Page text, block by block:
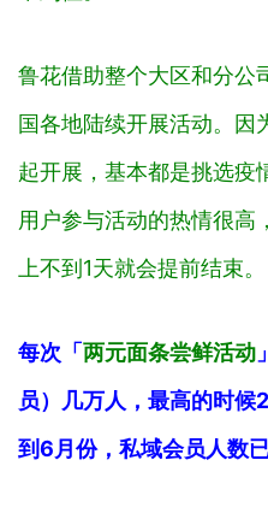
鲁花借助整个大区和分公
国各地陆续开展活动。因
起开展，基本都是挑选疫
用户参与活动的热情很高
上不到1天就会提前结束。
每次「 两元面条尝鲜活动
员）几万人，最高的时
到6月份，私域会员人数